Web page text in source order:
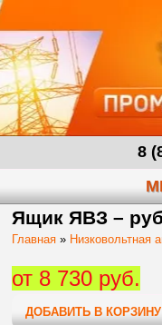
8
Ящик ЯВЗ –
Главная » Низковольтная
от 8 730 руб.
ДОБАВИТЬ В КОРЗИНУ